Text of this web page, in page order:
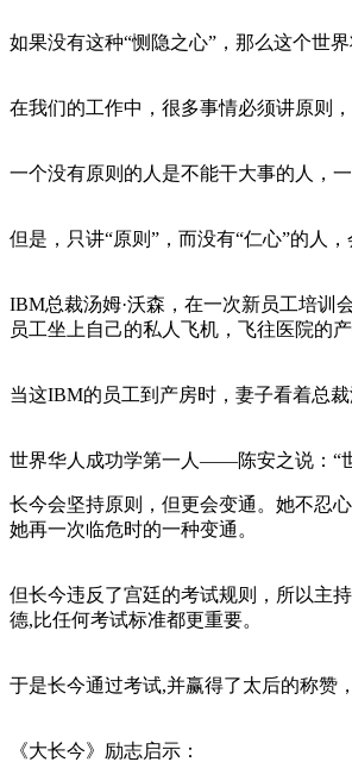
如果没有这种“恻隐之心”，那么这个世
在我们的工作中，很多事情必须讲原则
一个没有原则的人是不能干大事的人，
但是，只讲“原则”，而没有“仁心”的人
IBM总裁汤姆·沃森，在一次新员工培训
员工坐上自己的私人飞机，飞往医院的产
当这IBM的员工到产房时，妻子看着总
世界华人成功学第一人——陈安之说：“
长今会坚持原则，但更会变通。她不忍
她再一次临危时的一种变通。
但长今违反了宫廷的考试规则，所以主
德,比任何考试标准都更重要。
于是长今通过考试,并赢得了太后的称
《大长今》励志启示：